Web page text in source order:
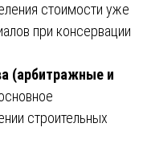
стоимости уже
при консервации
(арбитражные и
строительных